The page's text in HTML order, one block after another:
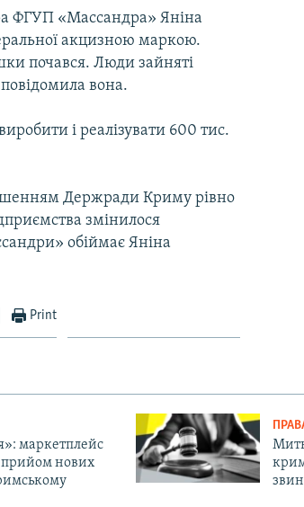
ФГУП «Массандра» Яніна
акцизною маркою.
почався. Люди зайняті
вона.
і реалізувати 600 тис.
Держради Криму рівно
змінилося
обіймає Яніна
Print
маркетплейс
нових